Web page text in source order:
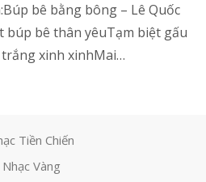
bê bằng bông – Lê Quốc
búp bê thân yêuTạm biệt gấu
xinh xinhMai…
Tiền Chiến
Nhạc Vàng